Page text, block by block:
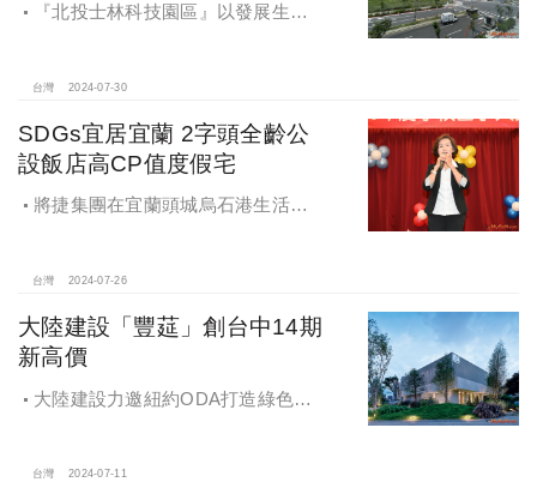
『北投士林科技園區』以發展生
社區為訴求。
台灣 2024-07-30
SDGs宜居宜蘭 2字頭全齡公
設飯店高CP值度假宅
將捷集團在宜蘭頭城烏石港生活圈
層的「將捷La Mer」度假宅
台灣 2024-07-26
大陸建設「豐莚」創台中14期
新高價
大陸建設力邀紐約ODA打造綠色烏
台灣 2024-07-11